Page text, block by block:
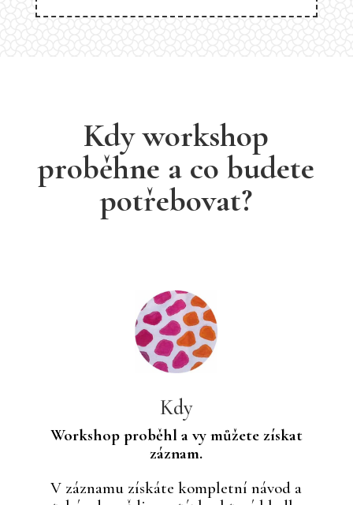
Kdy workshop
proběhne a co budete
potřebovat?
Kdy
Workshop proběhl a vy můžete získat
záznam.
V záznamu získáte kompletní návod a